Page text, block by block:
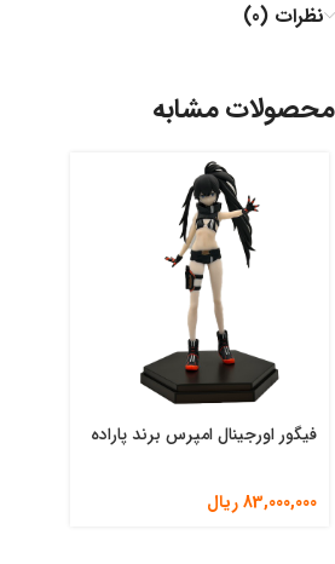
نظرات (0)
محصولات مشابه
فیگور اورجینال امپرس برند پاراده
83,000,000ریال